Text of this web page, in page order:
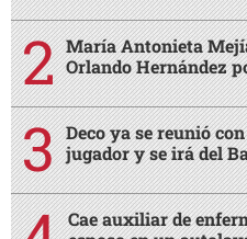
María Antonieta
Orlando Hernández
Deco ya se reunió
jugador y se irá del
Cae auxiliar de